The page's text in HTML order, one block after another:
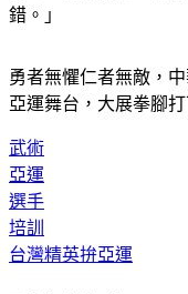
錯。」
勇者無懼仁者無敵，
亞運舞台，大展拳腳
武術
亞運
選手
培訓
台灣精英拚亞運